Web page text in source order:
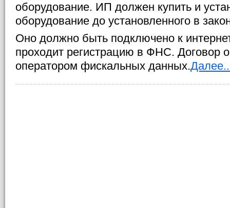
оборудование. ИП должен купить и
оборудование до установленного в
Оно должно быть подключено к
проходит регистрацию в ФНС. Договор
оператором фискальных данных.